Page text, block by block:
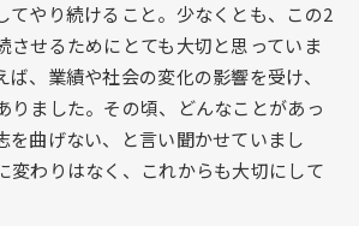
てやり続けること。少なくとも、この2
させるためにとても大切と思っていま
ば、業績や社会の変化の影響を受け、
りました。その頃、どんなことがあっ
を曲げない、と言い聞かせていまし
変わりはなく、これからも大切にして